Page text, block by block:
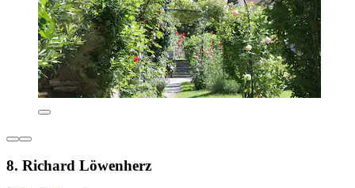
8. Richard Löwenherz